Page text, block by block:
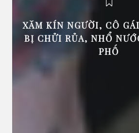
XĂM KÍN NGƯỜI, CÔ
BỊ CHỬI RỦA, NHỔ
PHỐ